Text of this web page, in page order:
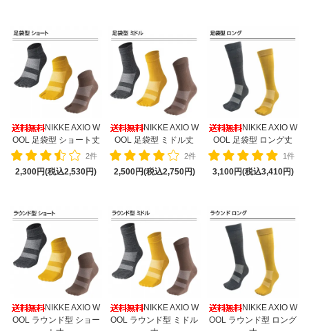
NIKKE AXIO W
OOL 足袋型 ショート丈
2件
2,300円(税込2,530円)
NIKKE AXIO W
OOL 足袋型 ミドル丈
2件
2,500円(税込2,750円)
NIKKE AXIO W
OOL 足袋型 ロング丈
1件
3,100円(税込3,410円)
NIKKE AXIO W
OOL ラウンド型 ショー
NIKKE AXIO W
OOL ラウンド型 ミドル
NIKKE AXIO W
OOL ラウンド型 ロング